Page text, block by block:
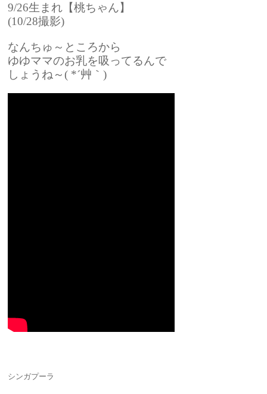
9/26生まれ【桃ちゃん】
(10/28撮影)
なんちゅ～ところから
ゆゆママのお乳を吸ってるんで
しょうね～( *´艸｀)
シンガプーラ